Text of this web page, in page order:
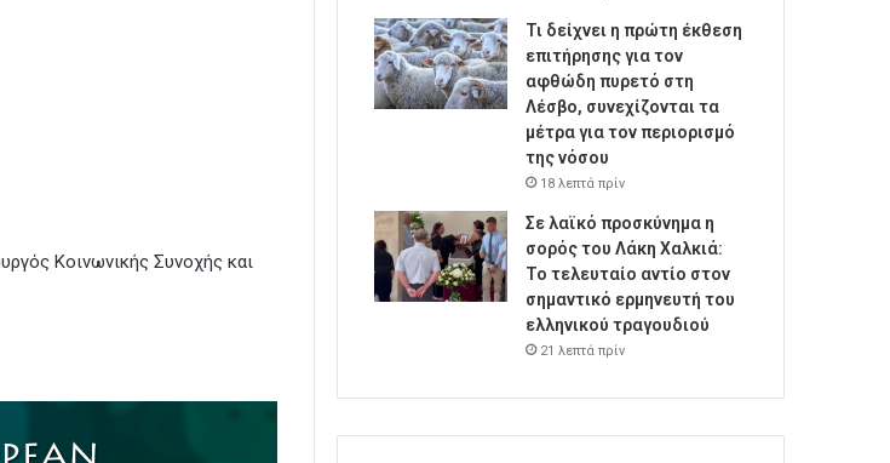
Κοινωνικής Συνοχής και
Τι δείχνει η πρώτη έκθεση
επιτήρησης για τον
αφθώδη πυρετό στη
Λέσβο, συνεχίζονται τα
μέτρα για τον περιορισμό
της νόσου
18 λεπτά πρίν
Σε λαϊκό προσκύνημα η
σορός του Λάκη Χαλκιά:
Το τελευταίο αντίο στον
σημαντικό ερμηνευτή του
ελληνικού τραγουδιού
21 λεπτά πρίν